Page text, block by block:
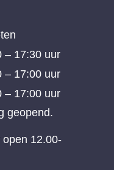
– 17:30 uur
– 17:00 uur
– 17:00 uur
geopend.
12.00-